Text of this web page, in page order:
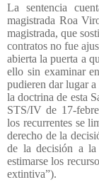
La sentencia
magistrada Roa
magistrada, que
contratos no fue
abierta la puerta a
ello sin examinar
pudieren dar lugar
la doctrina de esta
STS/IV de 17-
los recurrentes se
derecho de la
de la decisión a la
estimarse los
extintiva”).